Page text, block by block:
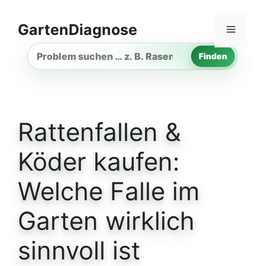
Inhalt
springen
GartenDiagnose Menü
Gartenproblem
Finden
Rattenfallen &
Köder kaufen:
Welche Falle im
Garten wirklich
sinnvoll ist